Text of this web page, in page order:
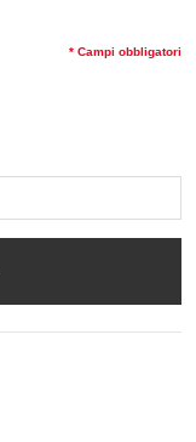
* Campi obbligatori